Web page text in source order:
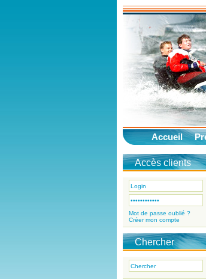
Accueil
Accès clients
Mot de passe oublié ?
Créer mon compte
Chercher